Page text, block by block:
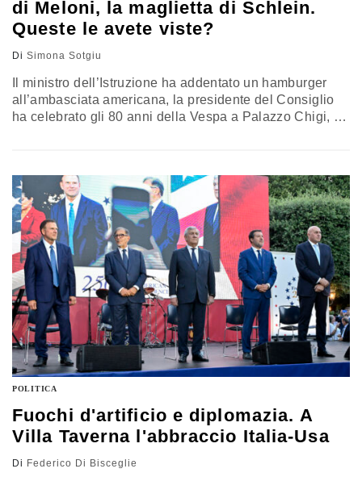
di Meloni, la maglietta di Schlein.
Queste le avete viste?
Di Simona Sotgiu
Il ministro dell’Istruzione ha addentato un hamburger
all’ambasciata americana, la presidente del Consiglio
ha celebrato gli 80 anni della Vespa a Palazzo Chigi, la
POLITICA
Fuochi d'artificio e diplomazia. A
Villa Taverna l'abbraccio Italia-Usa
Di Federico Di Bisceglie